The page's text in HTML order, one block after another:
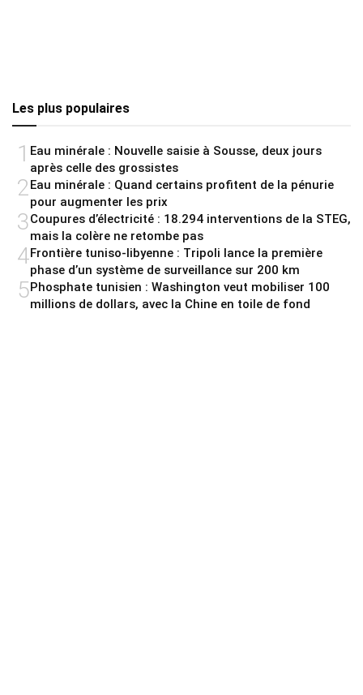
Les plus populaires
1 Eau minérale : Nouvelle saisie à Sousse, deux jours
après celle des grossistes
2 Eau minérale : Quand certains profitent de la pénurie
pour augmenter les prix
3Coupures d’électricité : 18.294 interventions de la STEG,
mais la colère ne retombe pas
4Frontière tuniso-libyenne : Tripoli lance la première
phase d’un système de surveillance sur 200 km
5Phosphate tunisien : Washington veut mobiliser 100
millions de dollars, avec la Chine en toile de fond